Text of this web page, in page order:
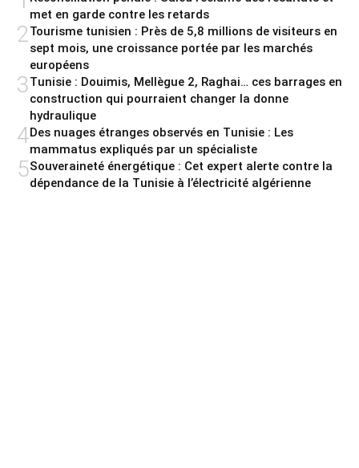
met en garde contre les retards
2Tourisme tunisien : Près de 5,8 millions de visiteurs en
sept mois, une croissance portée par les marchés
européens
3Tunisie : Douimis, Mellègue 2, Raghai… ces barrages en
construction qui pourraient changer la donne
hydraulique
4Des nuages étranges observés en Tunisie : Les
mammatus expliqués par un spécialiste
5Souveraineté énergétique : Cet expert alerte contre la
dépendance de la Tunisie à l’électricité algérienne